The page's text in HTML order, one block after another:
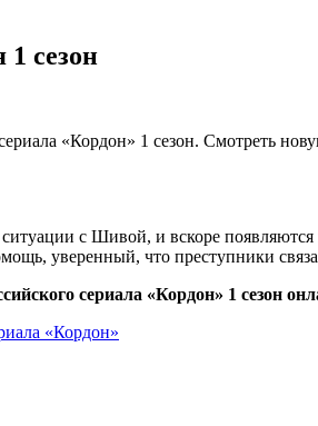
1 сезон
«Кордон» 1 сезон. Смотреть
с Шивой, и вскоре появляются
уверенный, что преступники
сериала «Кордон» 1 сезон
«Кордон»